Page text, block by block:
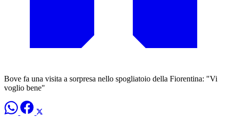
Bove fa una visita a sorpresa nello spogliatoio della Fiorentina: "Vi
voglio bene"